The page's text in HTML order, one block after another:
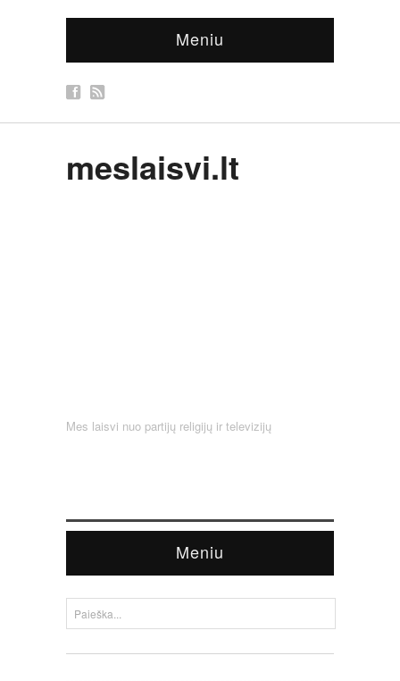
Meniu
meslaisvi.lt
Mes laisvi nuo partijų religijų ir televizijų
Meniu